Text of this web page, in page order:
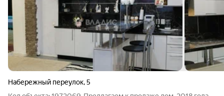
Набережный переулок,5